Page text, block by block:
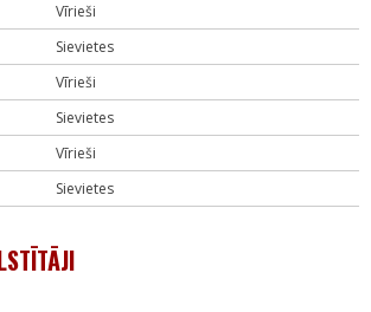
Vīrieši
Sievietes
Vīrieši
Sievietes
Vīrieši
Sievietes